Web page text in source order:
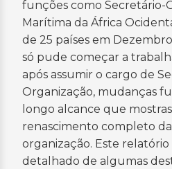
funções como Secretário-
Marítima da África
de 25 países em
só pude começar a
após assumir o cargo de
Organização, mudanças
longo alcance que
renascimento completo
organização. Este
detalhado de algumas